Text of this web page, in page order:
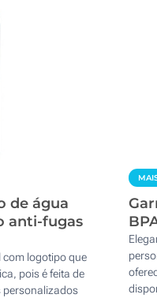
de água
anti-fugas
com logotipo que
pois é feita de
personalizados